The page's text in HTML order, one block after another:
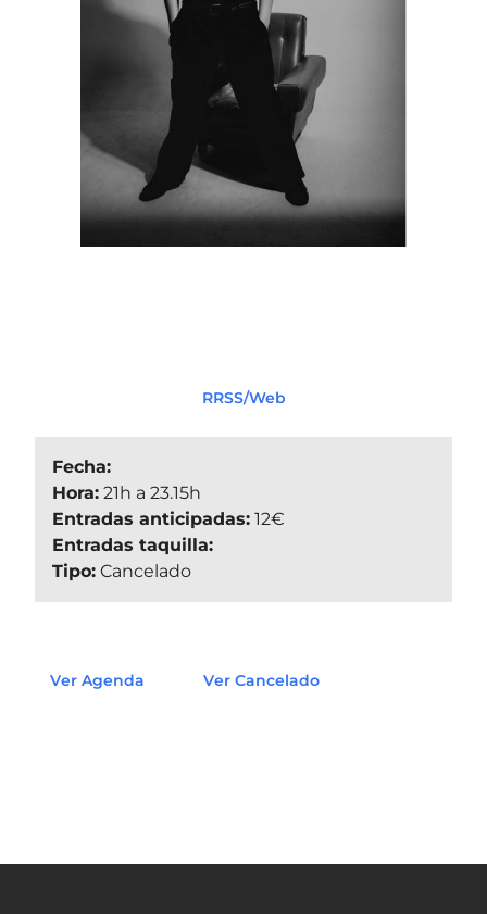
RRSS/Web
Fecha:
Hora: 21h a 23.15h
Entradas anticipadas: 12€
Entradas taquilla:
Tipo: Cancelado
Ver Agenda Ver Cancelado